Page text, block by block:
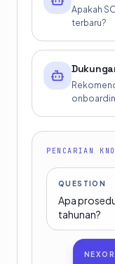
Apakah
terbaru?
PENCARIAN
QUESTION
Apa
tahunan?